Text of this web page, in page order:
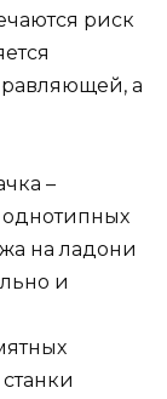
риск
а
–
однотипных
на ладони
и